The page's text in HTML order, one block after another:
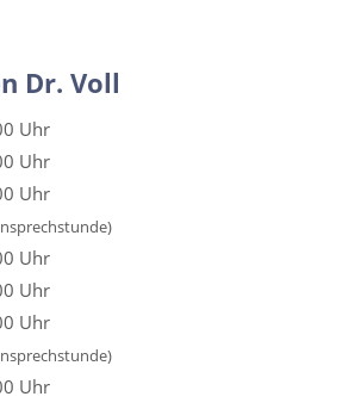
Dr. Voll
Uhr
Uhr
Uhr
Uhr
Uhr
Uhr
Uhr